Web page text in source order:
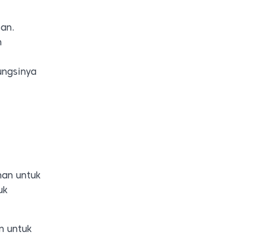
untuk
untuk